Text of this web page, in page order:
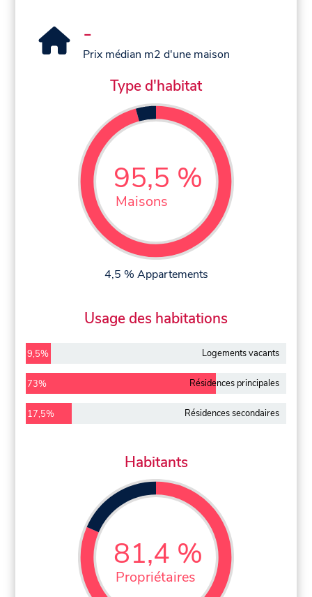
-
Prix médian m2 d'une maison
Type d'habitat
95,5 %
Maisons
4,5 % Appartements
Usage des habitations
9,5% Logements vacants
73% Résidences principales
17,5% Résidences secondaires
Habitants
81,4 %
Propriétaires